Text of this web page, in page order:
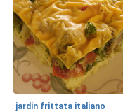
jardin frittata italiano